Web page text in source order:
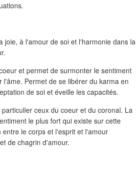
joie, à l'amour de soi et l'harmonie dans la
et permet de surmonter le sentiment
Permet de se libérer du karma en
de soi et éveille les capacités.
ceux du coeur et du coronal. La
le plus fort qui existe sur cette
le corps et l'esprit et l'amour
de chagrin d'amour.